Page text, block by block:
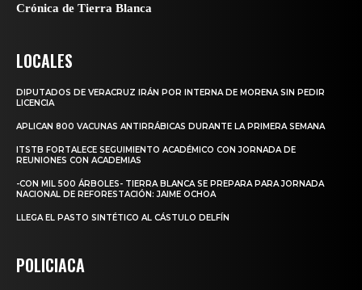
Crónica de Tierra Blanca
LOCALES
DIPUTADOS DE VERACRUZ IRÁN POR INTERNA DE MORENA SIN PEDIR
LICENCIA
APLICAN 800 VACUNAS ANTIRRÁBICAS DURANTE LA PRIMERA SEMANA
ITSTB FORTALECE SEGUIMIENTO ACADÉMICO CON JORNADA DE
REUNIONES CON ACADEMIAS
-CON MIL 500 ÁRBOLES- TIERRA BLANCA SE PREPARA PARA JORNADA
NACIONAL DE REFORESTACIÓN: JAIME OCHOA
LLEGA EL PASTO SINTÉTICO AL CÁSTULO DELFÍN
POLICIACA